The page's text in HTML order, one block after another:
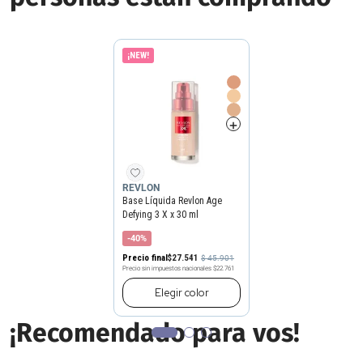
¡NEW!
REVLON
Base Líquida Revlon Age
Defying 3 X x 30 ml
-40%
Precio final$27.541 $45.901
Precio sin impuestos nacionales $22.761
Elegircolor
¡Recomendado para vos!